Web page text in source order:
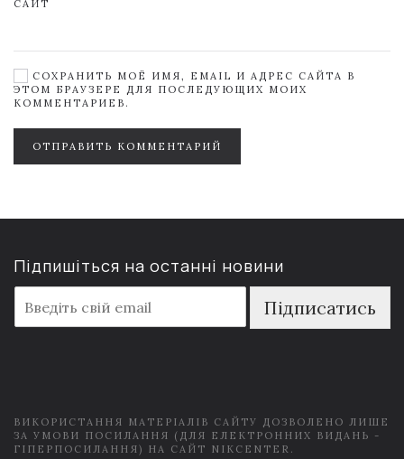
САЙТ
СОХРАНИТЬ МОЁ ИМЯ, EMAIL И АДРЕС САЙТА В
ЭТОМ БРАУЗЕРЕ ДЛЯ ПОСЛЕДУЮЩИХ МОИХ
КОММЕНТАРИЕВ.
ОТПРАВИТЬ КОММЕНТАРИЙ
Підпишіться на останні новини
m
a
Підписатись
ВИКОРИСТАННЯ МАТЕРІАЛІВ САЙТУ ДОЗВОЛЕНО ЛИШЕ
ЗА УМОВИ ПОСИЛАННЯ (ДЛЯ ЕЛЕКТРОННИХ ВИДАНЬ -
ГІПЕРПОСИЛАННЯ) НА САЙТ NIKCENTER.